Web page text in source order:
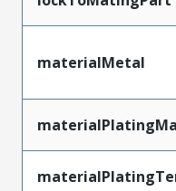
materialMetal